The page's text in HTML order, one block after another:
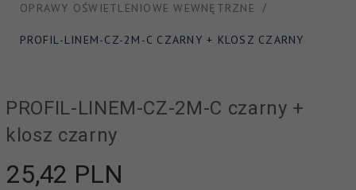
OPRAWY OŚWIETLENIOWE WEWNĘTRZNE
PROFIL-LINEM-CZ-2M-C CZARNY + KLOSZ CZARNY
PROFIL-LINEM-CZ-2M-C czarny +
klosz czarny
25,42 PLN